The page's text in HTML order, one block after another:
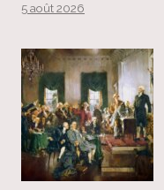
5 août 2026